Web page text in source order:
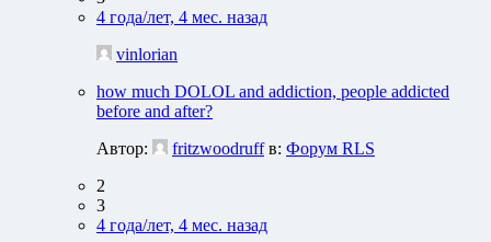
4 года/лет, 4 мес. назад
vinlorian
how much DOLOL and addiction, people addicted
before and after?
Автор:
fritzwoodruff в: Форум RLS
2
3
4 года/лет, 4 мес. назад